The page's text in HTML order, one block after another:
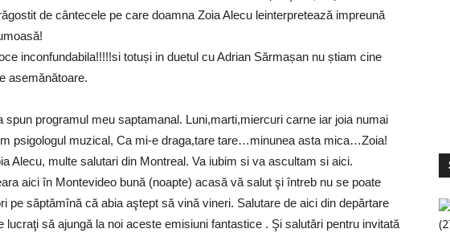
de cântecele pe care doamna Zoia Alecu leinterpretează impreună
inconfundabila!!!!!si totuși in duetul cu Adrian Sărmașan nu știam cine
asemănătoare.
spun programul meu saptamanal. Luni,marti,miercuri carne iar joia numai
psigologul muzical, Ca mi-e draga,tare tare…minunea asta mica…Zoia!
Alecu, multe salutari din Montreal. Va iubim si va ascultam si aici.
aici în Montevideo bună (noapte) acasă vă salut şi întreb nu se poate
pe săptămînă că abia aştept să vină vineri. Salutare de aici din depărtare
lucraţi să ajungă la noi aceste emisiuni fantastice . Şi salutări pentru invitată